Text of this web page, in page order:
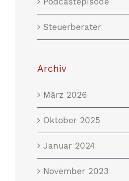
Steuerberater
Archiv
März 2026
Oktober 2025
Januar 2024
November 2023